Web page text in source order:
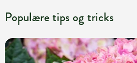
Populære tips og tricks